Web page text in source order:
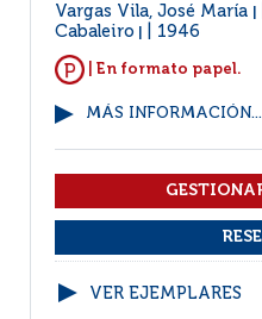
Vargas Vila, José María
Cabaleiro
1946
| En formato papel.
MÁS INFORMACIÓN...
VER EJEMPLARES